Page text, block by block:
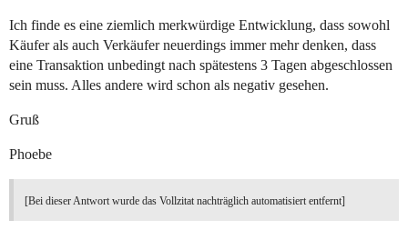
Ich finde es eine ziemlich merkwürdige Entwicklung, dass sowohl
Käufer als auch Verkäufer neuerdings immer mehr denken, dass
eine Transaktion unbedingt nach spätestens 3 Tagen abgeschlossen
sein muss. Alles andere wird schon als negativ gesehen.
Gruß
Phoebe
[Bei dieser Antwort wurde das Vollzitat nachträglich automatisiert entfernt]